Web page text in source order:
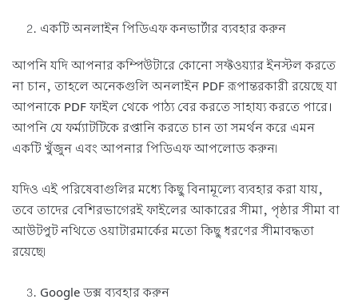
একটি অনলাইন পিডিএফ কনভার্টার ব্যবহার করুন
আপনি যদি আপনার কম্পিউটারে কোনো সফ্টওয়্যার ইনস্টল করতে
না চান, তাহলে অনেকগুলি অনলাইন PDF রূপান্তরকারী রয়েছে যা
আপনাকে PDF ফাইল থেকে পাঠ্য বের করতে সাহায্য করতে পারে।
আপনি যে ফর্ম্যাটটিকে রপ্তানি করতে চান তা সমর্থন করে এমন
একটি খুঁজুন এবং আপনার পিডিএফ আপলোড করুন৷
যদিও এই পরিষেবাগুলির মধ্যে কিছু বিনামূল্যে ব্যবহার করা যায়,
তবে তাদের বেশিরভাগেরই ফাইলের আকারের সীমা, পৃষ্ঠার সীমা বা
আউটপুট নথিতে ওয়াটারমার্কের মতো কিছু ধরণের সীমাবদ্ধতা
রয়েছে৷
Google ডক্স ব্যবহার করুন